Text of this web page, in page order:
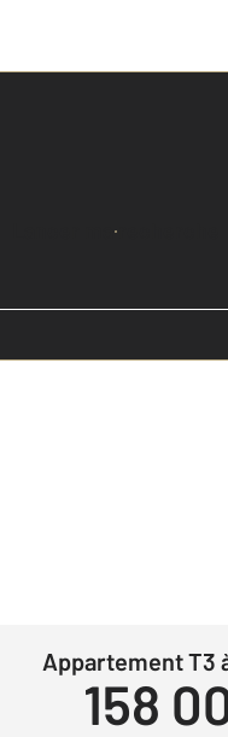
Lancer ma recherche
Appartement T3
158